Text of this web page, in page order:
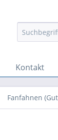
Kontakt
Fanfahnen